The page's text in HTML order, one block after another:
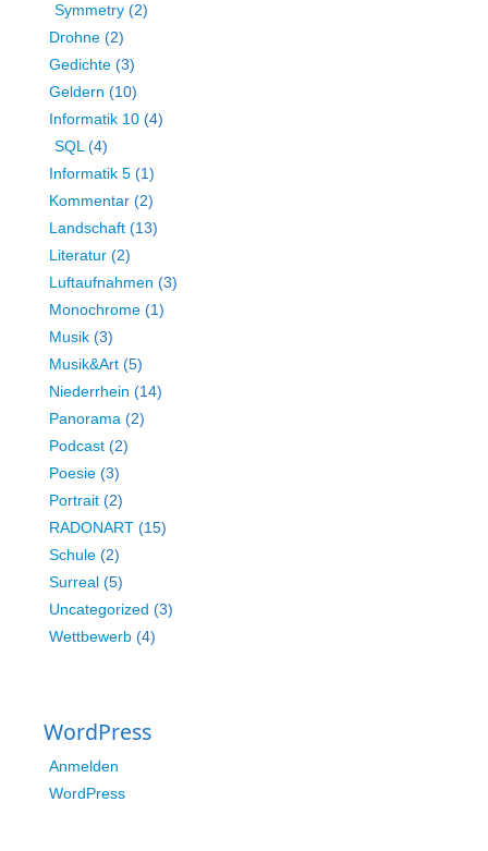
Symmetry (2)
Drohne (2)
Gedichte (3)
Geldern (10)
Informatik 10 (4)
SQL(4)
Informatik 5 (1)
Kommentar (2)
Landschaft (13)
Literatur (2)
Luftaufnahmen (3)
Monochrome (1)
Musik (3)
Musik&Art (5)
Niederrhein (14)
Panorama (2)
Podcast (2)
Poesie (3)
Portrait (2)
RADONART (15)
Schule (2)
Surreal (5)
Uncategorized (3)
Wettbewerb (4)
WordPress
Anmelden
WordPress